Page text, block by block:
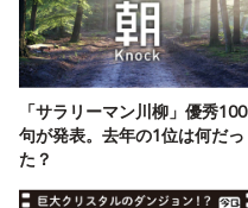
「サラリーマン川柳」優秀100
句が発表。去年の1位は何だっ
た？